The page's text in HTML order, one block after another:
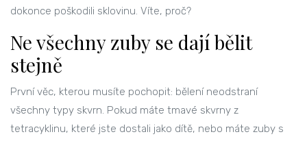
dokonce poškodili sklovinu. Víte, proč?
Ne všechny zuby se dají bělit
stejně
První věc, kterou musíte pochopit: bělení neodstraní
všechny typy skvrn. Pokud máte tmavé skvrny z
tetracyklinu, které jste dostali jako dítě, nebo máte zuby s